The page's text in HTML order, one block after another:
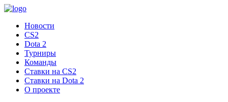
Новости
CS2
Dota 2
Турниры
Команды
Ставки на CS2
Ставки на Dota 2
О проекте